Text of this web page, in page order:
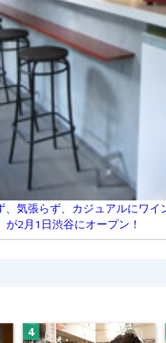
、気張らず、カジュアルにワ
が2月1日渋谷にオープン！